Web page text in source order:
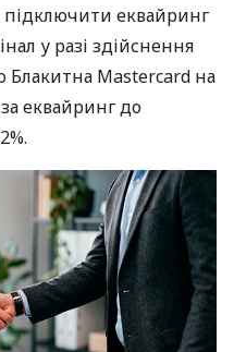
еквайринг
у разі здійснення
Блакитна Mastercard на
еквайринг до